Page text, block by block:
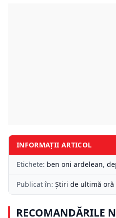
INFORMAȚII ARTICOL
Etichete: ben oni ardelean,
Publicat în: Știri de ultimă oră
RECOMANDĂRILE